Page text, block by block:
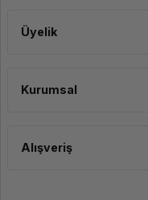
Üyelik
Kurumsal
Alışveriş